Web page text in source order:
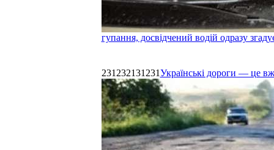
гупання, досвідчений водій одразу
231232131231Українські дороги — це